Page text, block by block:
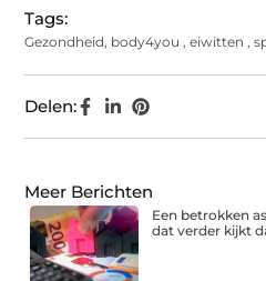
Tags:
Gezondheid, body4you ,eiwitten ,
Delen:
Meer Berichten
Een betrokken
dat verder kijkt